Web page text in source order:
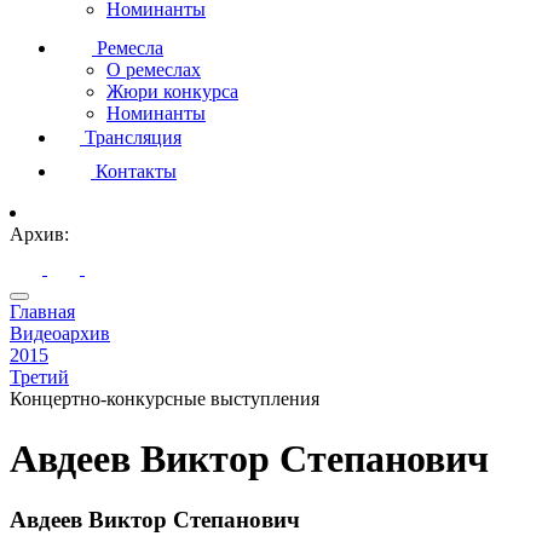
Номинанты
Ремесла
О ремеслах
Жюри конкурса
Номинанты
Трансляция
Контакты
Архив:
Главная
Видеоархив
2015
Третий
Концертно-конкурсные выступления
Авдеев Виктор Степанович
Авдеев Виктор Степанович